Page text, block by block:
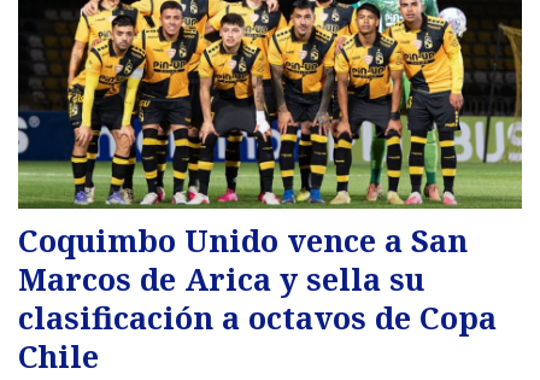
Coquimbo Unido vence a San
Marcos de Arica y sella su
clasificación a octavos de Copa
Chile